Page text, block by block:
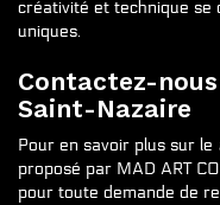
créativité et technique
uniques.
Contactez-
Saint-Nazaire
Pour en savoir plus sur le
proposé par MAD ART
pour toute demande de